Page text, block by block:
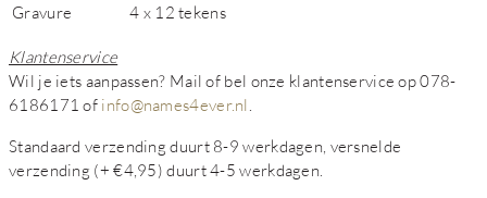
Gravure
4 x 12 tekens
Klantenservice
Wil je iets aanpassen? Mail of bel onze klantenservice op 078-
6186171 of info@names4ever.nl
Standaard verzending duurt 8-9 werkdagen, versnelde
verzending (+ €4,95) duurt 4-5 werkdagen.